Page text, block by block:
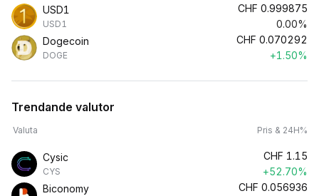
USD1
USD1
CHF 0.999875
0.00%
Dogecoin
DOGE
CHF 0.070292
+1.50%
Trendande valutor
Valuta Pris & 24H%
Cysic
CYS
CHF 1.15
+52.70%
Biconomy
CHF 0.056936